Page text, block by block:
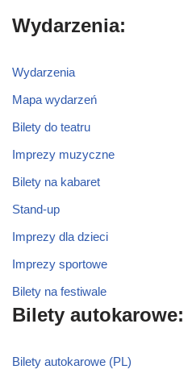
Wydarzenia:
Wydarzenia
Mapa wydarzeń
Bilety do teatru
Imprezy muzyczne
Bilety na kabaret
Stand-up
Imprezy dla dzieci
Imprezy sportowe
Bilety na festiwale
Bilety autokarowe:
Bilety autokarowe (PL)